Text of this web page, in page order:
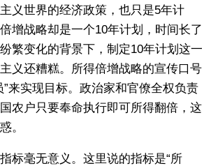
义世界的经济政策，也只是5年计
增战略却是一个10年计划，时间长了
繁变化的背景下，制定10年计划这一
义还糟糕。所得倍增战略的宣传口号
”来实现目标。政治家和官僚全权负责
农户只要奉命执行即可所得翻倍，这
。
标毫无意义。这里说的指标是“所